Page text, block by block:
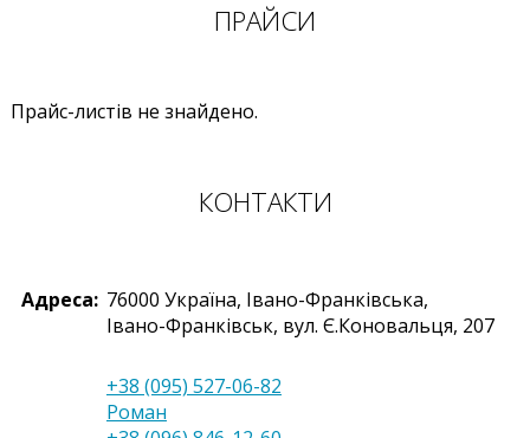
ПРАЙСИ
Прайс-листів не знайдено.
КОНТАКТИ
Адреса: 76000 Україна, Івано-Франківська,
Івано-Франківськ, вул. Є.Коновальця, 207
+38 (095) 527-06-82
Роман